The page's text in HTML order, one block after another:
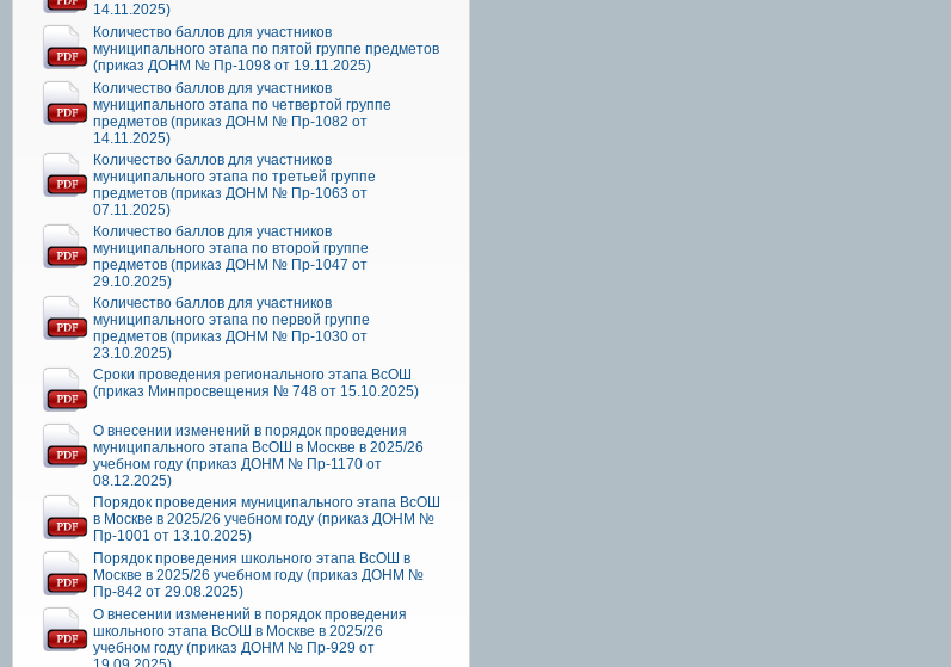
14.11.2025)
Количество баллов для участников
муниципального этапа по пятой группе предметов
(приказ ДОНМ № Пр-1098 от 19.11.2025)
Количество баллов для участников
муниципального этапа по четвертой группе
предметов (приказ ДОНМ № Пр-1082 от
14.11.2025)
Количество баллов для участников
муниципального этапа по третьей группе
предметов (приказ ДОНМ № Пр-1063 от
07.11.2025)
Количество баллов для участников
муниципального этапа по второй группе
предметов (приказ ДОНМ № Пр-1047 от
29.10.2025)
Количество баллов для участников
муниципального этапа по первой группе
предметов (приказ ДОНМ № Пр-1030 от
23.10.2025)
Сроки проведения регионального этапа ВсОШ
(приказ Минпросвещения № 748 от 15.10.2025)
О внесении изменений в порядок проведения
муниципального этапа ВсОШ в Москве в 2025/26
учебном году (приказ ДОНМ № Пр-1170 от
08.12.2025)
Порядок проведения муниципального этапа ВсОШ
в Москве в 2025/26 учебном году (приказ ДОНМ №
Пр-1001 от 13.10.2025)
Порядок проведения школьного этапа ВсОШ в
Москве в 2025/26 учебном году (приказ ДОНМ №
Пр-842 от 29.08.2025)
О внесении изменений в порядок проведения
школьного этапа ВсОШ в Москве в 2025/26
учебном году (приказ ДОНМ № Пр-929 от